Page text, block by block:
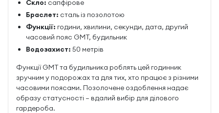
Скло: сапфірове
Браслет: сталь із позолотою
Функції: години, хвилини, секунди, дата, другий
часовий пояс GMT, будильник
Водозахист: 50 метрів
Функції GMT та будильника роблять цей годинник
зручним у подорожах та для тих, хто працює з різними
часовими поясами. Позолочене оздоблення надає
образу статусності — вдалий вибір для ділового
гардероба.